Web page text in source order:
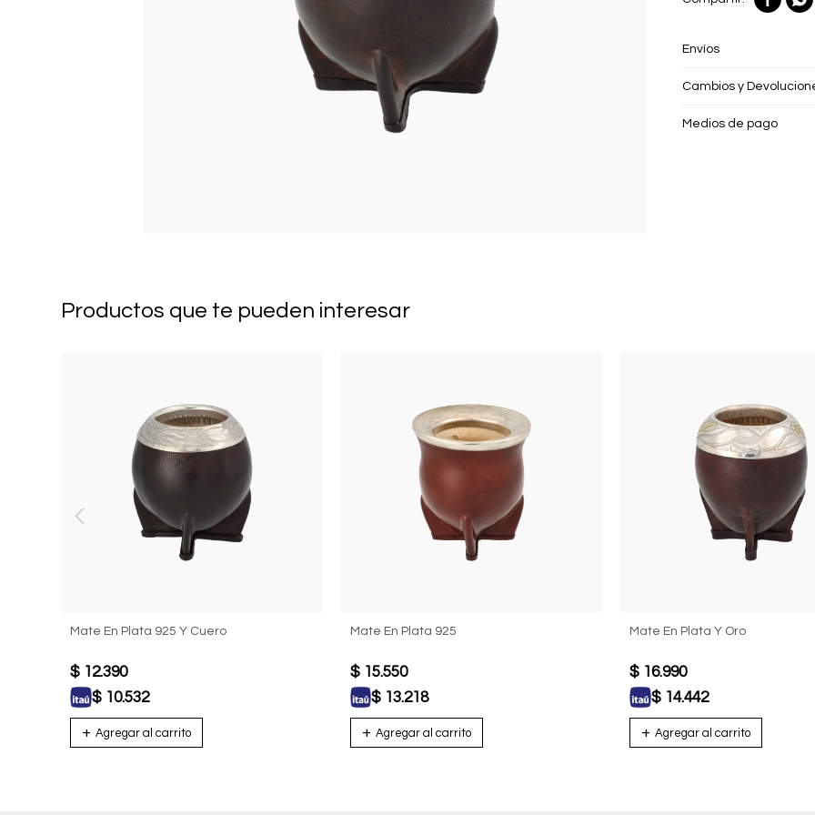
Envíos
Cambios y
Medios de pago
Productos que te pueden interesar
Mate En Plata 925 Y Cuero
$ 12.390
$ 10.532
Mate En Plata 925
$ 15.550
$ 13.218
Mate En Plata Y Oro
$ 16.990
$ 14.442